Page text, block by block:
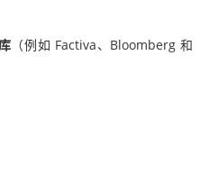
（例如 Factiva、Bloomberg 和